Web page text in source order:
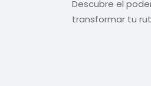
Descubre el
transformar tu